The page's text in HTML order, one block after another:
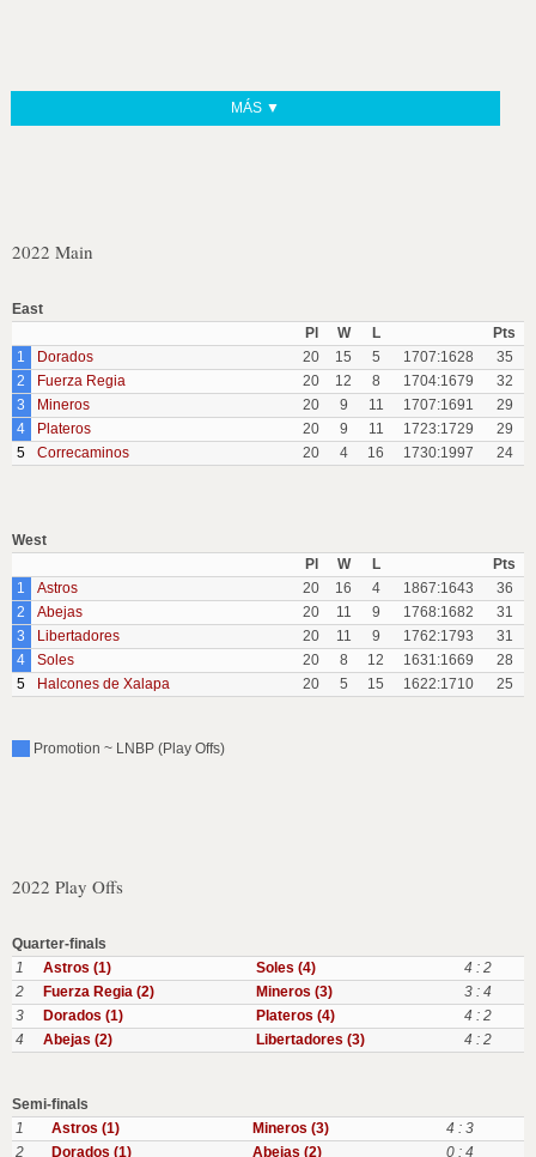
MÁS ▼
2022 Main
East
Pl
W L
Pts
1
Dorados 20 15 5 1707:1628
35
2
Fuerza Regia 20 12 8 1704:1679
32
3
Mineros 20 9 11 1707:1691
29
4
Plateros 20 9 11 1723:1729
29
5
Correcaminos 20 4 16 1730:1997 24
West
Pl
W L
Pts
1
Astros 20 16 4 1867:1643
36
2
Abejas 20 11 9 1768:1682
31
3
Libertadores 20 11 9 1762:1793
31
4
Soles 20 8 12 1631:1669
28
5
Halcones de Xalapa 20 5 15 1622:1710 25
Promotion ~ LNBP (Play Offs)
2022 Play Offs
Quarter-finals
1
Astros (1) Soles (4)
4 : 2
2
Fuerza Regia (2) Mineros (3)
3 : 4
3
Dorados (1) Plateros (4)
4 : 2
4
Abejas (2) Libertadores (3) 4 : 2
Semi-finals
1
Astros (1) Mineros (3)
4 : 3
2
Dorados (1) Abejas (2) 0 : 4